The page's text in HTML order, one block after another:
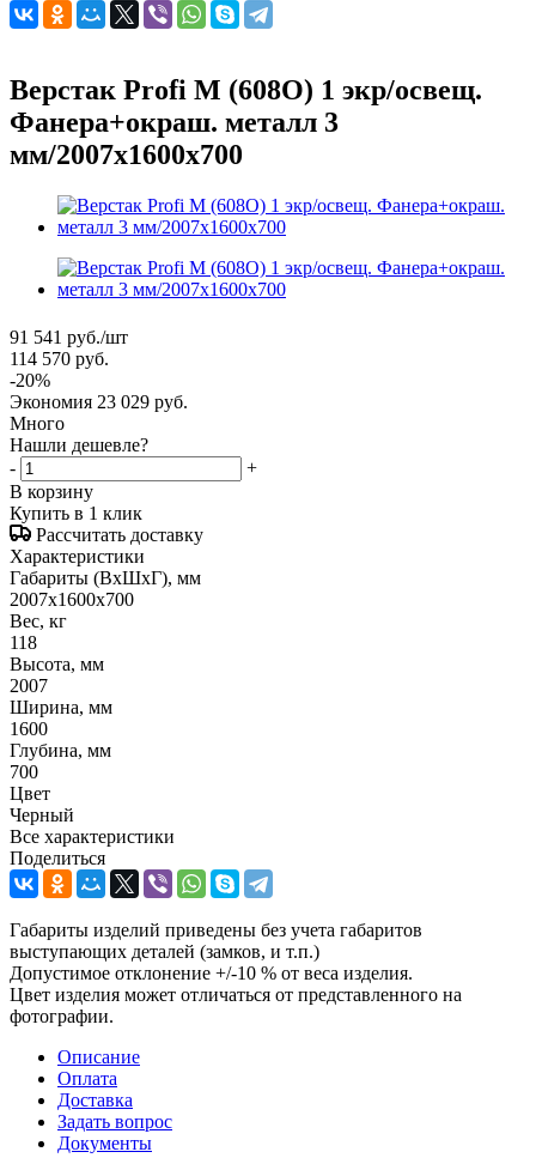
Верстак Profi M (608О) 1 экр/освещ.
Фанера+окраш. металл 3
мм/2007x1600x700
91 541 руб./шт
114 570 руб.
-20%
Экономия 23 029 руб.
Много
Нашли дешевле?
-
+
В корзину
Купить в 1 клик
Рассчитать доставку
Характеристики
Габариты (ВxШxГ), мм
2007x1600x700
Вес, кг
118
Высота, мм
2007
Ширина, мм
1600
Глубина, мм
700
Цвет
Черный
Все характеристики
Поделиться
Габариты изделий приведены без учета габаритов
выступающих деталей (замков, и т.п.)
Допустимое отклонение +/-10 % от веса изделия.
Цвет изделия может отличаться от представленного на
фотографии.
Описание
Оплата
Доставка
Задать вопрос
Документы